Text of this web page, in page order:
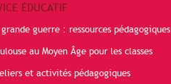
ÉDUCATIF
guerre : ressources pédagogiques
au Moyen Âge pour les classes
et activités pédagogiques